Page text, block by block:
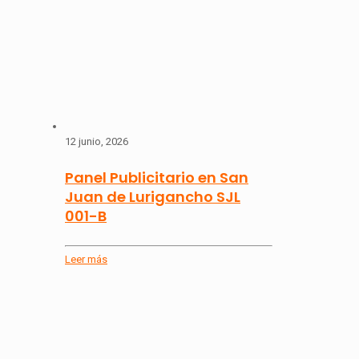
12 junio, 2026
Panel Publicitario en San
Juan de Lurigancho SJL
001-B
Leer más